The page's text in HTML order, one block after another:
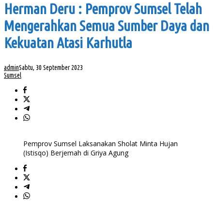
Herman Deru : Pemprov Sumsel Telah
Mengerahkan Semua Sumber Daya dan
Kekuatan Atasi Karhutla
adminSabtu, 30 September 2023
Sumsel
Pemprov Sumsel Laksanakan Sholat Minta Hujan
(Istisqo) Berjemah di Griya Agung